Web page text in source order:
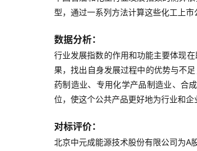
型，通过一系列方法计算这些化工上
数据分析：
行业发展指数的作用和功能主要体现
果，找出自身发展过程中的优势与不
药制造业、专用化学产品制造业、合
位，使这个公共产品更好地为行业和企
对标评价：
北京中元成能源技术股份有限公司为A